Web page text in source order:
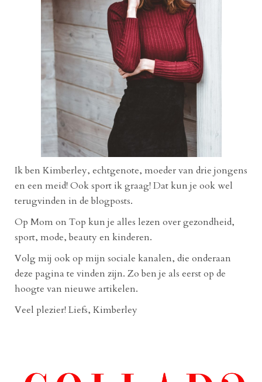
Ik ben Kimberley, echtgenote, moeder van drie jongens
en een meid! Ook sport ik graag! Dat kun je ook wel
terugvinden in de blogposts.
Op Mom on Top kun je alles lezen over gezondheid,
sport, mode, beauty en kinderen.
Volg mij ook op mijn sociale kanalen, die onderaan
deze pagina te vinden zijn. Zo ben je als eerst op de
hoogte van nieuwe artikelen.
Veel plezier! Liefs, Kimberley